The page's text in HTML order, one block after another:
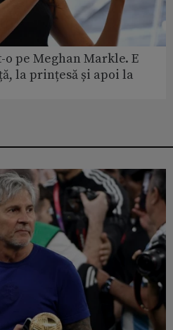
pe Meghan Markle. E
la prințesă și apoi la